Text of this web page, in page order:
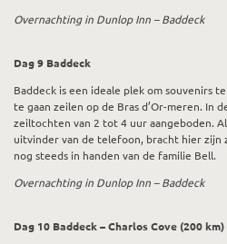
Overnachting in Dunlop Inn – Baddeck
Dag 9 Baddeck
Baddeck is een ideale plek om souvenirs
te gaan zeilen op de Bras d’Or-meren. In
zeiltochten van 2 tot 4 uur aangeboden.
uitvinder van de telefoon, bracht hier zijn
nog steeds in handen van de familie Bell.
Overnachting in Dunlop Inn – Baddeck
Dag 10 Baddeck – Charlos Cove (200 km)